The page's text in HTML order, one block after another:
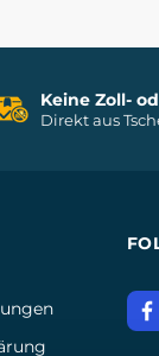
Keine Zoll-
Direkt aus